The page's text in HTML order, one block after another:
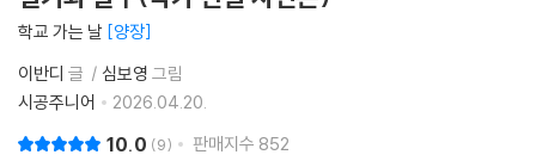
학교 가는 날 양장
이반디 글 심보영 그림
시공주니어
2026.04.20.
10.0 9 판매지수 852